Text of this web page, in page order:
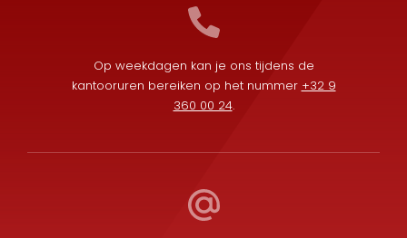
Op weekdagen kan je ons tijdens de
kantooruren bereiken op het nummer +32 9
360 00 24.